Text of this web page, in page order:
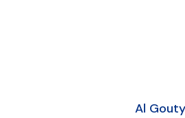
Al Gouty